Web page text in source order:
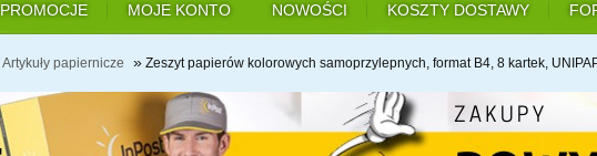
PROMOCJE MOJE KONTO NOWOŚCI KOSZTY DOSTAWY
Artykuły papiernicze » Zeszyt papierów kolorowych samoprzylepnych, format B4, 8 kartek,